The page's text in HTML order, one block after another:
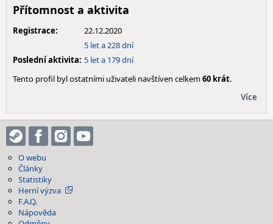
Přítomnost a aktivita
Registrace:
22.12.2020
5 let a 228 dní
Poslední aktivita: 5 let a 179 dní
Tento profil byl ostatními uživateli navštíven celkem60 krát.
Více
O webu
Články
Statistiky
Herní výzva
F.A.Q.
Nápověda